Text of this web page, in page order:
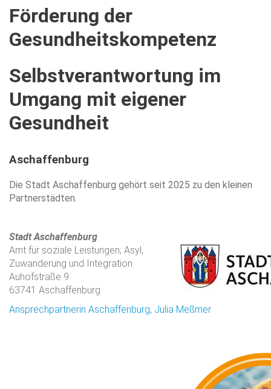
Förderung der
Gesundheitskompetenz
Selbstverantwortung im
Umgang mit eigener
Gesundheit
Aschaffenburg
Die Stadt Aschaffenburg gehört seit 2025 zu den kleinen
Partnerstädten.
Stadt Aschaffenburg
Amt für soziale Leistungen; Asyl,
Zuwanderung und Integration
Auhofstraße 9
63741 Aschaffenburg
Ansprechpartnerin Aschaffenburg, Julia Meßmer